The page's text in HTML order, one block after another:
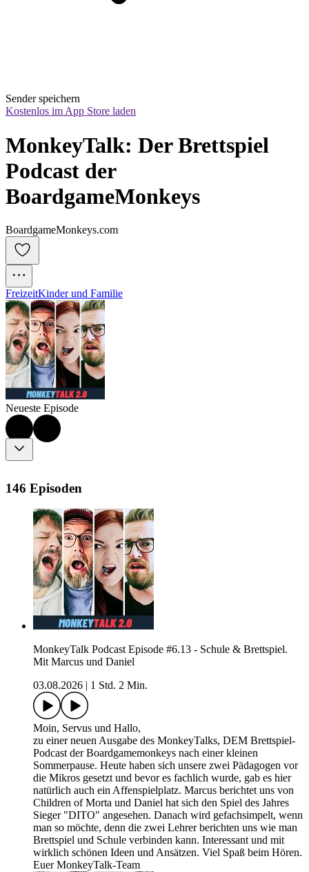
Sender speichern
Kostenlos im App Store laden
MonkeyTalk: Der Brettspiel
Podcast der
BoardgameMonkeys
BoardgameMonkeys.com
FreizeitKinder und Familie
Neueste Episode
146 Episoden
MonkeyTalk Podcast Episode #6.13 - Schule & Brettspiel.
Mit Marcus und Daniel
03.08.2026
1 Std. 2 Min.
Moin, Servus und Hallo,
zu einer neuen Ausgabe des MonkeyTalks, DEM Brettspiel-
Podcast der Boardgamemonkeys nach einer kleinen
Sommerpause. Heute haben sich unsere zwei Pädagogen vor
die Mikros gesetzt und bevor es fachlich wurde, gab es hier
natürlich auch ein Affenspielplatz. Marcus berichtet uns von
Children of Morta und Daniel hat sich den Spiel des Jahres
Sieger "DITO" angesehen. Danach wird gefachsimpelt, wenn
man so möchte, denn die zwei Lehrer berichten uns wie man
Brettspiel und Schule verbinden kann. Interessant und mit
wirklich schönen Ideen und Ansätzen. Viel Spaß beim Hören.
Euer MonkeyTalk-Team